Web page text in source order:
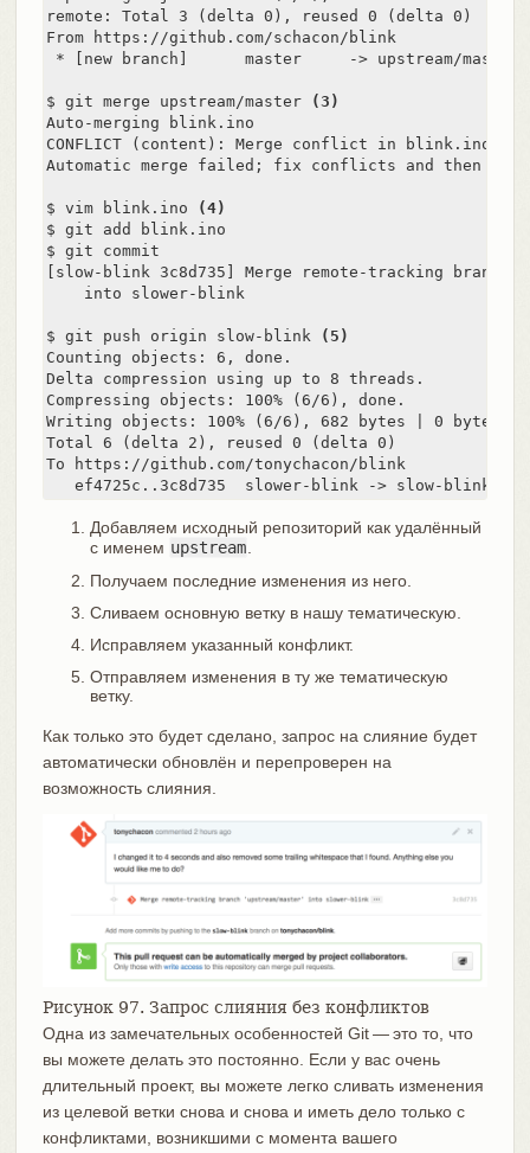
remote: Total 3 (delta 0), reused 0 (delta 0)
From https://github.com/schacon/blink
* [new branch]      master     -> upstream/master
$ git merge upstream/master
(3)
Auto-merging blink.ino
CONFLICT (content): Merge conflict in blink.ino
Automatic merge failed; fix conflicts and then
$ vim blink.ino
(4)
$ git add blink.ino
$ git commit
[slow-blink 3c8d735] Merge remote-tracking branch
    into slower-blink
$ git push origin slow-blink
(5)
Counting objects: 6, done.
Delta compression using up to 8 threads.
Compressing objects: 100% (6/6), done.
Writing objects: 100% (6/6), 682 bytes | 0 bytes/s,
Total 6 (delta 2), reused 0 (delta 0)
To https://github.com/tonychacon/blink
   ef4725c..3c8d735  slower-blink -> slow-blink
Добавляем исходный репозиторий как удалённый
с именем upstream
Получаем последние изменения из него.
Сливаем основную ветку в нашу тематическую.
Исправляем указанный конфликт.
Отправляем изменения в ту же тематическую
ветку.
Как только это будет сделано, запрос на слияние будет
автоматически обновлён и перепроверен на
возможность слияния.
Рисунок 97. Запрос слияния без конфликтов
Одна из замечательных особенностей Git — это то, что
вы можете делать это постоянно. Если у вас очень
длительный проект, вы можете легко сливать изменения
из целевой ветки снова и снова и иметь дело только с
конфликтами, возникшими с момента вашего